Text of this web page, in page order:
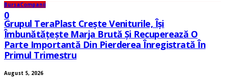
BursaCompanii
0
Grupul TeraPlast Crește Veniturile, Își
Îmbunătățește Marja Brută Și Recuperează O
Parte Importantă Din Pierderea Înregistrată În
Primul Trimestru
August 5, 2026